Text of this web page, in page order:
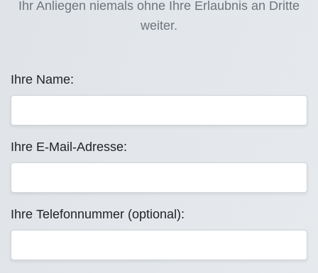
Ihr Anliegen niemals ohne Ihre Erlaubnis an Dritte
weiter.
Ihre Name:
Ihre E-Mail-Adresse:
Ihre Telefonnummer (optional):